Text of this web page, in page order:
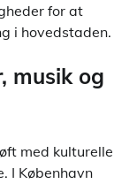
for at
i hovedstaden.
musik og
med kulturelle
I København